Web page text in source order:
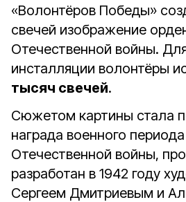
«Волонтёров Победы»
свечей изображение
Отечественной войны.
инсталляции волонтёры
тысяч свечей.
Сюжетом картины стала
награда военного
Отечественной войны,
разработан в 1942 году
Сергеем Дмитриевым и